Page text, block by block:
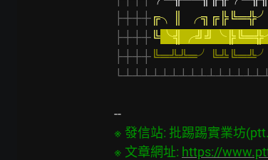
├┼┼┼╔╮║
├┼┼┼╚
├┼┼┼
※ 發信站: 批踢踢實業坊
※ 文章網址: https://